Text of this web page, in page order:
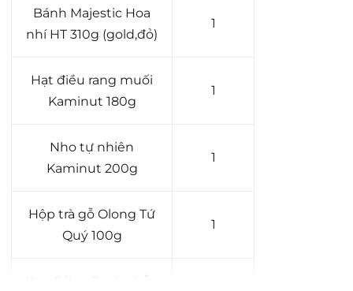
Bánh Majestic Hoa
nhí HT 310g (gold,đỏ)
1
Hạt điều rang muối
Kaminut 180g
1
Nho tự nhiên
Kaminut 200g
1
Hộp trà gỗ Olong Tứ
Quý 100g
1